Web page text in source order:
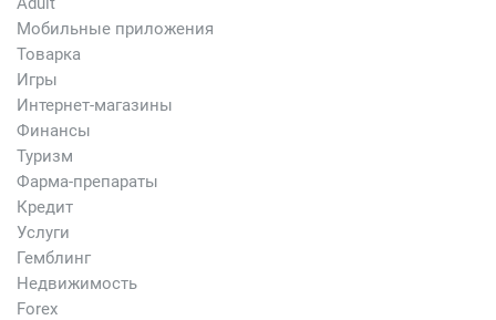
Мобильные приложения
Товарка
Игры
Интернет-магазины
Финансы
Туризм
Фарма-препараты
Кредит
Услуги
Гемблинг
Недвижимость
Forex